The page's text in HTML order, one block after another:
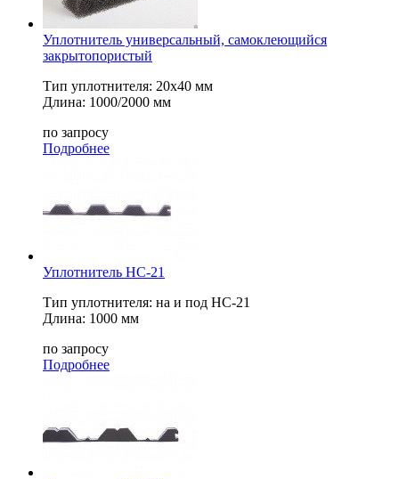
Уплотнитель универсальный, самоклеющийся
закрытопористый
Тип уплотнителя: 20х40 мм
Длина: 1000/2000 мм
по запросу
Подробнее
Уплотнитель НС-21
Тип уплотнителя: на и под НС-21
Длина: 1000 мм
по запросу
Подробнее